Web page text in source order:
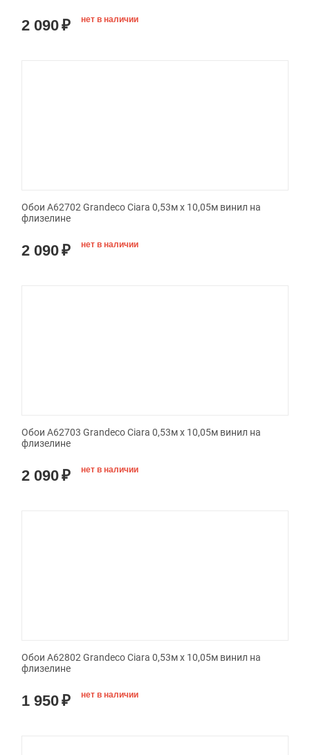
2 090₽ нет в наличии
Обои A62702 Grandeco Ciara 0,53м x 10,05м винил на
флизелине
2 090₽ нет в наличии
Обои A62703 Grandeco Ciara 0,53м x 10,05м винил на
флизелине
2 090₽ нет в наличии
Обои A62802 Grandeco Ciara 0,53м x 10,05м винил на
флизелине
1 950₽ нет в наличии